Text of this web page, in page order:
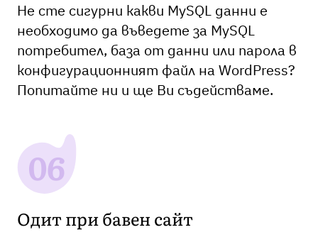
Не сте сигурни какви MySQL данни е
необходимо да въведете за MySQL
потребител, база от данни или парола в
конфигурационният файл на WordPress?
Попитайте ни и ще Ви съдействаме.
Одит при бавен сайт